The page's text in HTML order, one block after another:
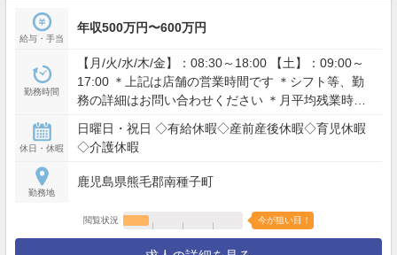
給与・手当
年収500万円〜600万円
勤務時間
【月/火/水/木/金】：08:30～18:00 【土】：09:00～
17:00 ＊上記は店舗の営業時間です ＊シフト等、勤
務の詳細はお問い合わせください ＊月平均残業時
休日・休暇
日曜日・祝日 ◇有給休暇◇産前産後休暇◇育児休暇
◇介護休暇
勤務地
鹿児島県熊毛郡南種子町
閲覧状況 今が狙い目！